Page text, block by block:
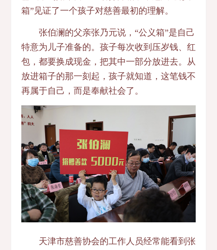
箱”见证了一个孩子对慈善最初的理解。
张伯澜的父亲张乃元说，“公义箱”是自己
特意为儿子准备的。孩子每次收到压岁钱、红
包，都要换成现金，把其中一部分放进去。从
放进箱子的那一刻起，孩子就知道，这笔钱不
再属于自己，而是奉献社会了。
天津市慈善协会的工作人员经常能看到张